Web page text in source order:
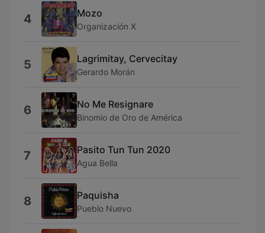
4 Mozo
Organización X
5 Lagrimitay, Cervecitay
Gerardo Morán
6 No Me Resignare
Binomio de Oro de América
7 Pasito Tun Tun 2020
Agua Bella
8 Paquisha
Pueblo Nuevo